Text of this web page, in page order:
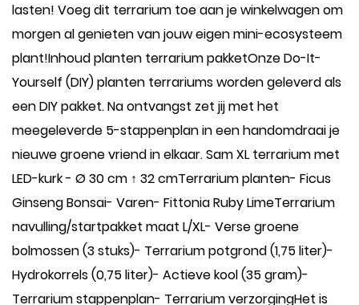
lasten! Voeg dit terrarium toe aan je winkelwagen om
morgen al genieten van jouw eigen mini-ecosysteem
plant!Inhoud planten terrarium pakketOnze Do-It-
Yourself (DIY) planten terrariums worden geleverd als
een DIY pakket. Na ontvangst zet jij met het
meegeleverde 5-stappenplan in een handomdraai je
nieuwe groene vriend in elkaar. Sam XL terrarium met
LED-kurk - Ø 30 cm ↑ 32 cmTerrarium planten- Ficus
Ginseng Bonsai- Varen- Fittonia Ruby LimeTerrarium
navulling/startpakket maat L/XL- Verse groene
bolmossen (3 stuks)- Terrarium potgrond (1,75 liter)-
Hydrokorrels (0,75 liter)- Actieve kool (35 gram)-
Terrarium stappenplan- Terrarium verzorgingHet is